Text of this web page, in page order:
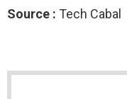
Source : Tech Cabal